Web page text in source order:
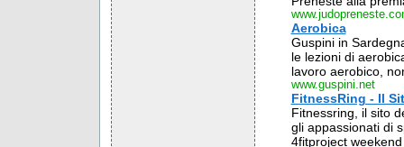
Aerobica
Guspini in
le lezioni di
lavoro aerobico,
www.guspini.net
FitnessRing - Il
Fitnessring, il sito
gli appassionati di
4fitproject